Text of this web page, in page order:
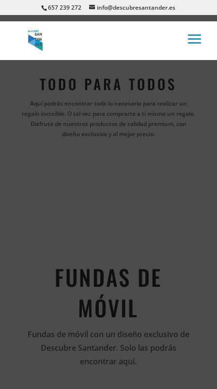
657 239 272 info@descubresantander.es
TODO PARA TODOS
Aquí podrás encontrar todo lo necesario para realizar un
regalo increíble. O tal vez para comprarte a ti mismo un regalo.
Disfruta de nuestros productos de calidad premium, con
diseño exclusivo y al mejor precio.
FUNDAS DE
MÓVIL
Fundas de móvil con un diseño exclusivo de
Descubre Santander. Solo las podrás
encontrar aquí.